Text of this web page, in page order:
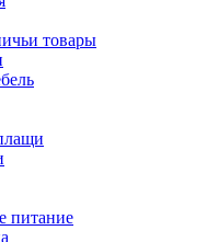
товары
питание